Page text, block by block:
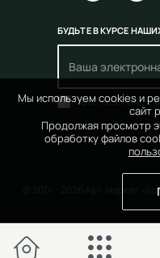
Мы используем cookies и
сайт
Продолжая просмотр
обработку файлов
БУДЬТЕ В КУРСЕ
Согласен(на) с
© 2014 - 2026 Арт-маркет